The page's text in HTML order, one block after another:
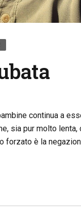
continua a
sia pur molto
forzato è la